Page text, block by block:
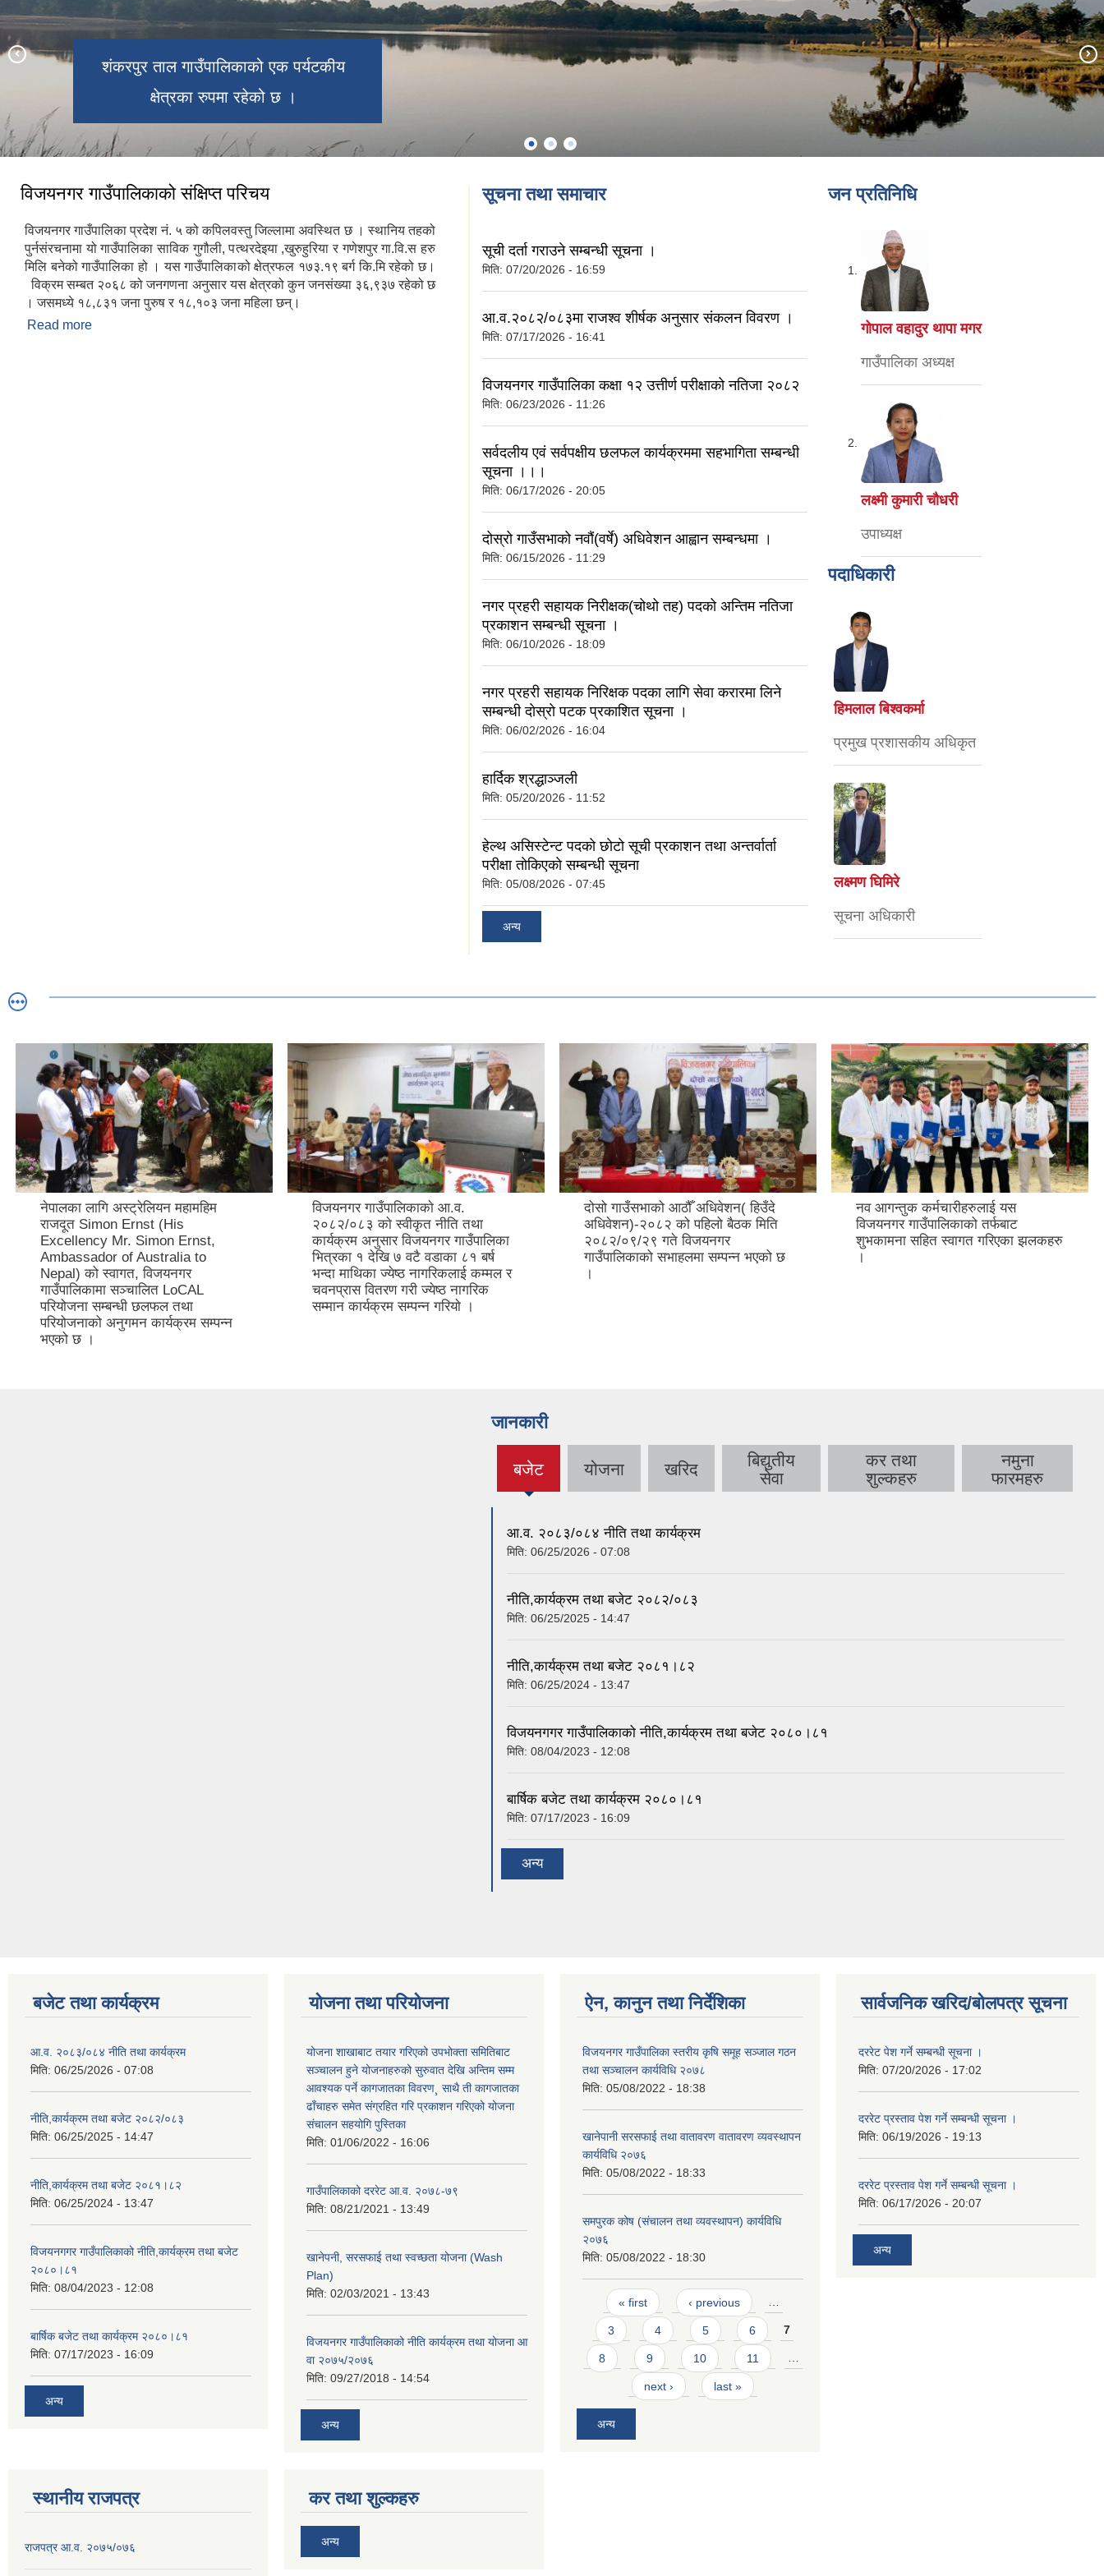
शंकरपुर ताल गाउँपालिकाको एक पर्यटकीय
क्षेत्रका रुपमा रहेको छ ।
समयमाई मन्दिर एक हिन्दुहरुको माहन
चार्डपर्वहरुमा विभिन्न ठाउँबाट पुजा आजाका
लागी आउने गरेका छन् ।
थारु संग्रलय विजयनगर गाउँपालिकाको वडा नं
२ को लोहरौलामा अवस्थित छ ।
विजयनगर गाउँपालिकाको संक्षिप्त परिचय
विजयनगर गाउँपालिका प्रदेश नं. ५ को कपिलवस्तु जिल्लामा अवस्थित छ । स्थानिय तहको
पुर्नसंरचनामा यो गाउँपालिका साविक गुगौली, पत्थरदेइया ,खुरुहुरिया र गणेशपुर गा.वि.स हरु
मिलि बनेको गाउँपालिका हो । यस गाउँपालिकाको क्षेत्रफल १७३.१९ बर्ग कि.मि रहेको छ।
विक्रम सम्बत २०६८ को जनगणना अनुसार यस क्षेत्रको कुन जनसंख्या ३६,९३७ रहेको छ
। जसमध्ये १८,८३१ जना पुरुष र १८,१०३ जना महिला छन्।
Read more
सूचना तथा समाचार
सूची दर्ता गराउने सम्बन्धी सूचना ।
मिति: 07/20/2026 - 16:59
आ.व.२०८२/०८३मा राजश्व शीर्षक अनुसार संकलन विवरण ।
मिति: 07/17/2026 - 16:41
विजयनगर गाउँपालिका कक्षा १२ उत्तीर्ण परीक्षाको नतिजा २०८२
मिति: 06/23/2026 - 11:26
सर्वदलीय एवं सर्वपक्षीय छलफल कार्यक्रममा सहभागिता सम्बन्धी
सूचना ।।।
मिति: 06/17/2026 - 20:05
दोस्रो गाउँसभाको नवौं(वर्षे) अधिवेशन आह्वान सम्बन्धमा ।
मिति: 06/15/2026 - 11:29
नगर प्रहरी सहायक निरीक्षक(चोथो तह) पदको अन्तिम नतिजा
प्रकाशन सम्बन्धी सूचना ।
मिति: 06/10/2026 - 18:09
नगर प्रहरी सहायक निरिक्षक पदका लागि सेवा करारमा लिने
सम्बन्धी दाेस्राे पटक प्रकाशित सूचना ।
मिति: 06/02/2026 - 16:04
हार्दिक श्रद्धाञ्जली
मिति: 05/20/2026 - 11:52
हेल्थ असिस्टेन्ट पदकाे छाेटाे सूची प्रकाशन तथा अन्तर्वार्ता
परीक्षा ताेकिएकाे सम्बन्धी सूचना
मिति: 05/08/2026 - 07:45
अन्य
जन प्रतिनिधि
गोपाल वहादुर थापा मगर
गाउँपालिका अध्यक्ष
लक्ष्मी कुमारी चौधरी
उपाध्यक्ष
पदाधिकारी
हिमलाल बिश्वकर्मा
प्रमुख प्रशासकीय अधिकृत
लक्ष्मण घिमिरे
सूचना अधिकारी
नेपालका लागि अस्ट्रेलियन महामहिम
राजदूत Simon Ernst (His
Excellency Mr. Simon Ernst,
Ambassador of Australia to
Nepal) को स्वागत, विजयनगर
गाउँपालिकामा सञ्चालित LoCAL
परियोजना सम्बन्धी छलफल तथा
परियोजनाको अनुगमन कार्यक्रम सम्पन्न
भएको छ ।
विजयनगर गाउँपालिकाकाे आ.व.
२०८२/०८३ काे स्वीकृत नीति तथा
कार्यक्रम अनुसार विजयनगर गाउँपालिका
भित्रका १ देखि ७ वटै वडाका ८१ बर्ष
भन्दा माथिका ज्येष्ठ नागरिकलाई कम्मल र
चवनप्रास वितरण गरी ज्येष्ठ नागरिक
सम्मान कार्यक्रम सम्पन्न गरियाे ।
दोसो गाउँसभाको आठौँ अधिवेशन( हिउँदे
अधिवेशन)-२०८२ को पहिलो बैठक मिति
२०८२/०९/२९ गते विजयनगर
गाउँपालिकाको सभाहलमा सम्पन्न भएको छ
।
नव आगन्तुक कर्मचारीहरुलाई यस
विजयनगर गाउँपालिकाको तर्फबाट
शुभकामना सहित स्वागत गरिएका झलकहरु
।
जानकारी
बजेट
(active
tab)
योजना खरिद
बिद्युतीय
सेवा
कर तथा
शुल्कहरु
नमुना
फारमहरु
आ.व. २०८३/०८४ नीति तथा कार्यक्रम
मिति: 06/25/2026 - 07:08
नीति,कार्यक्रम तथा बजेट २०८२/०८३
मिति: 06/25/2025 - 14:47
नीति,कार्यक्रम तथा बजेट २०८१।८२
मिति: 06/25/2024 - 13:47
विजयनगगर गाउँपालिकाको नीति,कार्यक्रम तथा बजेट २०८०।८१
मिति: 08/04/2023 - 12:08
बार्षिक बजेट तथा कार्यक्रम २०८०।८१
मिति: 07/17/2023 - 16:09
अन्य
बजेट तथा कार्यक्रम
आ.व. २०८३/०८४ नीति तथा कार्यक्रम
मिति: 06/25/2026 - 07:08
नीति,कार्यक्रम तथा बजेट २०८२/०८३
मिति: 06/25/2025 - 14:47
नीति,कार्यक्रम तथा बजेट २०८१।८२
मिति: 06/25/2024 - 13:47
विजयनगगर गाउँपालिकाको नीति,कार्यक्रम तथा बजेट
२०८०।८१
मिति: 08/04/2023 - 12:08
बार्षिक बजेट तथा कार्यक्रम २०८०।८१
मिति: 07/17/2023 - 16:09
अन्य
योजना तथा परियोजना
योजना शाखाबाट तयार गरिएको उपभोक्ता समितिबाट
सञ्चालन हुने योजनाहरुको सुरुवात देखि अन्तिम सम्म
आवश्यक पर्ने कागजातका विवरण¸ साथै ती कागजातका
ढाँचाहरु समेत संग्रहित गरि प्रकाशन गरिएको योजना
संचालन सहयोगि पुस्तिका
मिति: 01/06/2022 - 16:06
गाउँपालिकाको दररेट आ.व. २०७८-७९
मिति: 08/21/2021 - 13:49
खानेपनी, सरसफाई तथा स्वच्छता योजना (Wash
Plan)
मिति: 02/03/2021 - 13:43
विजयनगर गाउँपालिकाको नीति कार्यक्रम तथा योजना आ
वा २०७५/२०७६
मिति: 09/27/2018 - 14:54
अन्य
ऐन, कानुन तथा निर्देशिका
विजयनगर गाउँपालिका स्तरीय कृषि समूह सञ्जाल गठन
तथा सञ्चालन कार्यविधि २०७८
मिति: 05/08/2022 - 18:38
खानेपानी सरसफाई तथा वातावरण वातावरण व्यवस्थापन
कार्यविधि २०७६
मिति: 05/08/2022 - 18:33
समपुरक कोष (संचालन तथा व्यवस्थापन) कार्यविधि
२०७६
मिति: 05/08/2022 - 18:30
Pages
« first ‹ previous …
3 4 5 6 7
8 9 10 11 …
next › last »
अन्य
सार्वजनिक खरिद/बोलपत्र सूचना
दररेट पेश गर्ने सम्बन्धी सूचना ।
मिति: 07/20/2026 - 17:02
दररेट प्रस्ताव पेश गर्ने सम्बन्धी सूचना ।
मिति: 06/19/2026 - 19:13
दररेट प्रस्ताव पेश गर्ने सम्बन्धी सूचना ।
मिति: 06/17/2026 - 20:07
अन्य
स्थानीय राजपत्र
राजपत्र आ.व. २०७५/०७६
कर तथा शुल्कहरु
अन्य